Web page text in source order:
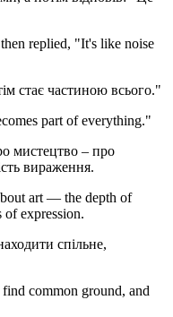
replied, "It's like noise
стає частиною всього."
part of everything."
мистецтво – про
вираження.
art — the depth of
of expression.
спільне,
common ground, and